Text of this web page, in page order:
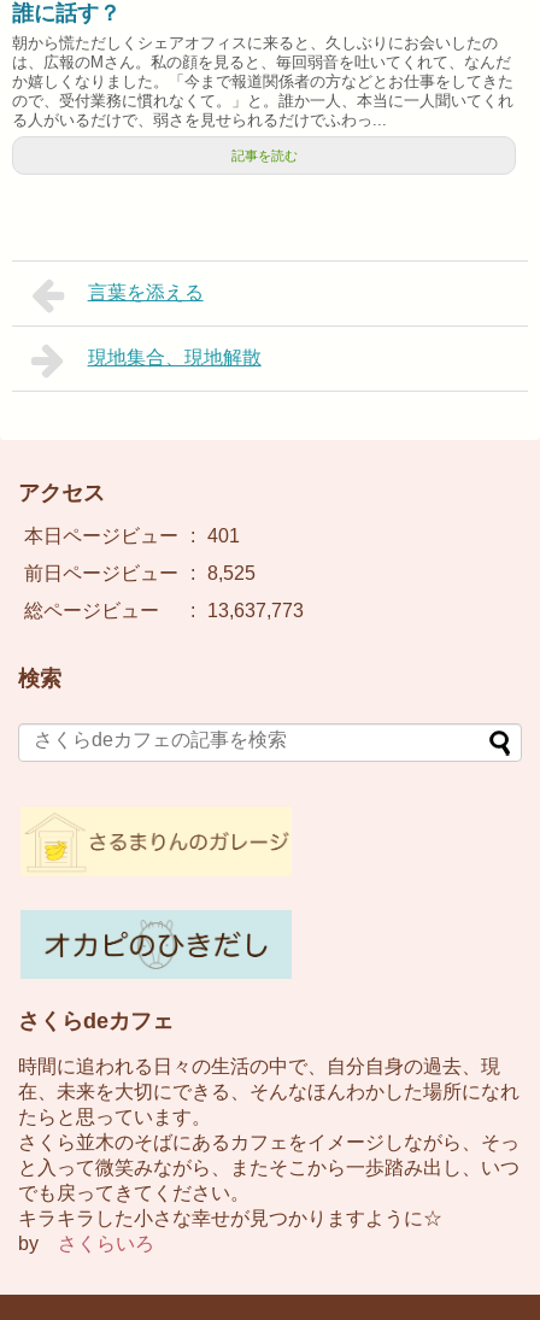
誰に話す？
朝から慌ただしくシェアオフィスに来ると、久しぶりにお会いしたの
は、広報のMさん。私の顔を見ると、毎回弱音を吐いてくれて、なんだ
か嬉しくなりました。「今まで報道関係者の方などとお仕事をしてきた
ので、受付業務に慣れなくて。」と。誰か一人、本当に一人聞いてくれ
る人がいるだけで、弱さを見せられるだけでふわっ...
記事を読む
言葉を添える
現地集合、現地解散
アクセス
本日ページビュー :
401
前日ページビュー
:
8,525
総ページビュー
: 13,637,773
検索
さくらdeカフェ
時間に追われる日々の生活の中で、自分自身の過去、現
在、未来を大切にできる、そんなほんわかした場所になれ
たらと思っています。
さくら並木のそばにあるカフェをイメージしながら、そっ
と入って微笑みながら、またそこから一歩踏み出し、いつ
でも戻ってきてください。
キラキラした小さな幸せが見つかりますように☆
by
さくらいろ